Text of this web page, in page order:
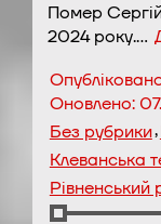
Помер
2024 року.…
Оновлено:
Без рубрики,
Клеванська
Рівненський